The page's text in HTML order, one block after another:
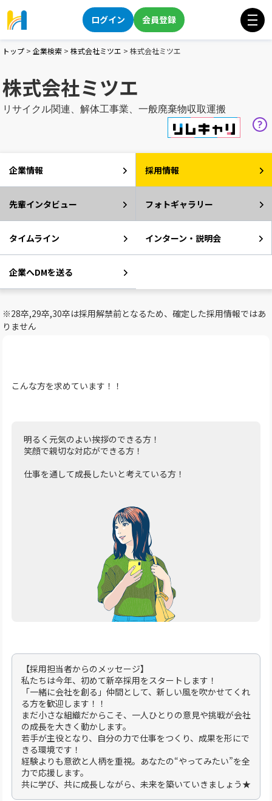
ログイン 会員登録
トップ > 企業検索 > 株式会社ミツエ > 株式会社ミツエ
株式会社ミツエ
リサイクル関連、解体工事業、一般廃棄物収取運搬
企業情報 採用情報
先輩インタビュー フォトギャラリー
タイムライン インターン・説明会
企業へDMを送る
※28卒,29卒,30卒は採用解禁前となるため、確定した採用情報ではあ
りません
こんな方を求めています！！
明るく元気のよい挨拶のできる方！
笑顔で親切な対応ができる方！
仕事を通して成長したいと考えている方！
【採用担当者からのメッセージ】
私たちは今年、初めて新卒採用をスタートします！
「一緒に会社を創る」仲間として、新しい風を吹かせてくれ
る方を歓迎します！！
まだ小さな組織だからこそ、一人ひとりの意見や挑戦が会社
の成長を大きく動かします。
若手が主役となり、自分の力で仕事をつくり、成果を形にで
きる環境です！
経験よりも意欲と人柄を重視。あなたの“やってみたい”を全
力で応援します。
共に学び、共に成長しながら、未来を築いていきましょう★